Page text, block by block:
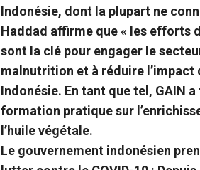
Indonésie, dont la plupart ne
Haddad affirme que « les efforts
sont la clé pour engager le
malnutrition et à réduire l’impact
Indonésie. En tant que tel, GAIN
formation pratique sur
l’huile végétale.
Le gouvernement indonésien